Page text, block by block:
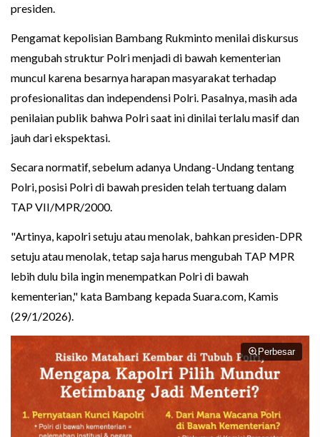
presiden.
Pengamat kepolisian Bambang Rukminto menilai diskursus
mengubah struktur Polri menjadi di bawah kementerian
muncul karena besarnya harapan masyarakat terhadap
profesionalitas dan independensi Polri. Pasalnya, masih ada
penilaian publik bahwa Polri saat ini dinilai terlalu masif dan
jauh dari ekspektasi.
Secara normatif, sebelum adanya Undang-Undang tentang
Polri, posisi Polri di bawah presiden telah tertuang dalam
TAP VII/MPR/2000.
"Artinya, kapolri setuju atau menolak, bahkan presiden-DPR
setuju atau menolak, tetap saja harus mengubah TAP MPR
lebih dulu bila ingin menempatkan Polri di bawah
kementerian," kata Bambang kepada Suara.com, Kamis
(29/1/2026).
Perbesar